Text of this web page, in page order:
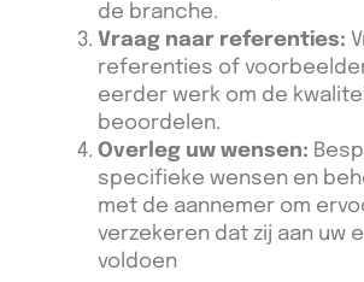
de branche.
Vraag naar referenties:
referenties of
eerder werk om de
beoordelen.
Overleg uw wensen:
specifieke wensen en
met de aannemer om
verzekeren dat zij aan uw
voldoen